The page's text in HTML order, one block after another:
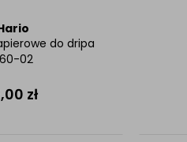
do dripa
02
zł